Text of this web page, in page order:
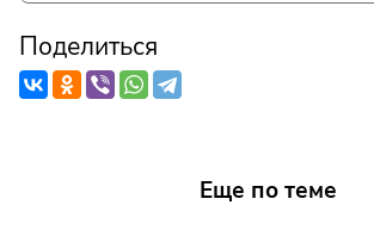
Поделиться
Еще по теме